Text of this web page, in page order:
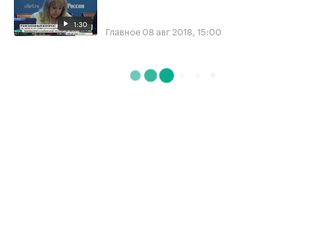
1:30 Главное 08 авг 2018, 15:00